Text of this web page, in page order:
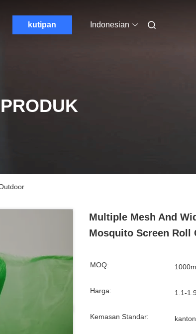
kutipan Indonesian
Multiple Mesh And
Mosquito Screen Roll
MOQ:
Harga: 1.1-
Kemasan Standar: